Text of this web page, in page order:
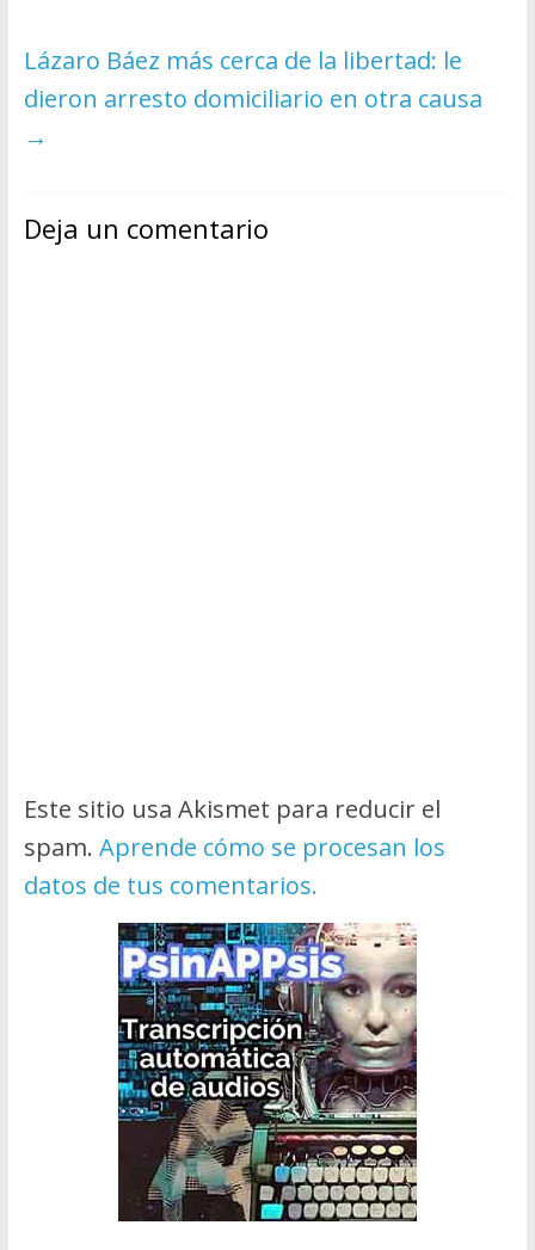
Lázaro Báez más cerca de la libertad: le
dieron arresto domiciliario en otra causa
→
Deja un comentario
Este sitio usa Akismet para reducir el
spam. Aprende cómo se procesan los
datos de tus comentarios.